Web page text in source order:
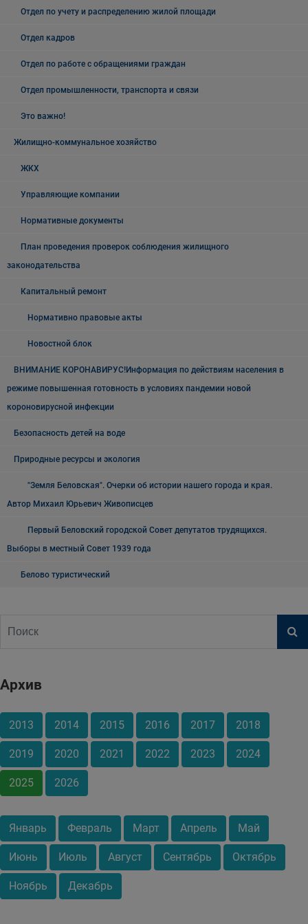
Отдел по учету и распределению жилой площади
Отдел кадров
Отдел по работе с обращениями граждан
Отдел промышленности, транспорта и связи
Это важно!
Жилищно-коммунальное хозяйство
ЖКХ
Управляющие компании
Нормативные документы
План проведения проверок соблюдения жилищного
законодательства
Капитальный ремонт
Нормативно правовые акты
Новостной блок
ВНИМАНИЕ КОРОНАВИРУС!Информация по действиям населения в
режиме повышенная готовность в условиях пандемии новой
короновирусной инфекции
Безопасность детей на воде
Природные ресурсы и экология
"Земля Беловская". Очерки об истории нашего города и края.
Автор Михаил Юрьевич Живописцев
Первый Беловский городской Совет депутатов трудящихся.
Выборы в местный Совет 1939 года
Белово туристический
Архив
2013 2014 2015 2016 2017 2018
2019 2020 2021 2022 2023 2024
2025 2026
Январь Февраль Март Апрель Май
Июнь Июль Август Сентябрь Октябрь
Ноябрь Декабрь